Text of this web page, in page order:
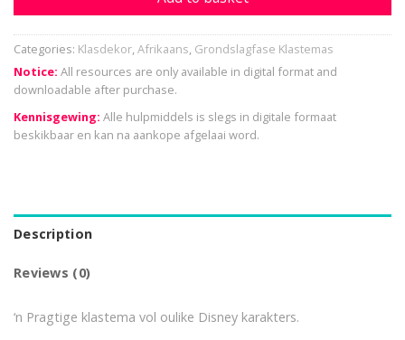
Categories: Klasdekor,Afrikaans, Grondslagfase Klastemas
Notice: All resources are only available in digital format and
downloadable after purchase.
Kennisgewing: Alle hulpmiddels is slegs in digitale formaat
beskikbaar en kan na aankope afgelaai word.
Description
Reviews (0)
‘n Pragtige klastema vol oulike Disney karakters.